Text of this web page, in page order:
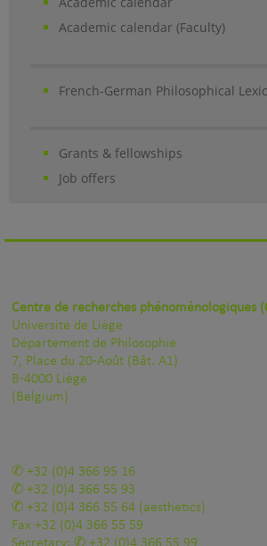
Academic calendar (Faculty)
French-German Philosophical
Grants & fellowships
Job offers
Centre de recherches phénoménologiques
Université de Liège
Département de Philosophie
7, Place du 20-Août (Bât. A1)
B-4000 Liège
(Belgium)
+32 (0)4 366 95 16
+32 (0)4 366 55 93
+32 (0)4 366 55 64 (aesthetics)
Fax +32 (0)4 366 55 59